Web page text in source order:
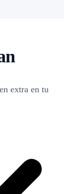
extra en tu